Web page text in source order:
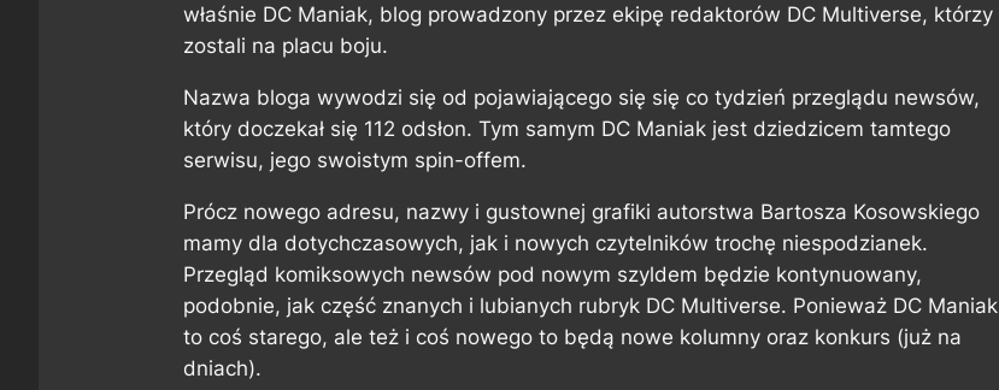
właśnie DC Maniak, blog prowadzony przez ekipę redaktorów DC Multiverse, którzy
zostali na placu boju.
Nazwa bloga wywodzi się od pojawiającego się się co tydzień przeglądu newsów,
który doczekał się 112 odsłon. Tym samym DC Maniak jest dziedzicem tamtego
serwisu, jego swoistym spin-offem.
Prócz nowego adresu, nazwy i gustownej grafiki autorstwa Bartosza Kosowskiego
mamy dla dotychczasowych, jak i nowych czytelników trochę niespodzianek.
Przegląd komiksowych newsów pod nowym szyldem będzie kontynuowany,
podobnie, jak część znanych i lubianych rubryk DC Multiverse. Ponieważ DC Maniak
to coś starego, ale też i coś nowego to będą nowe kolumny oraz konkurs (już na
dniach).